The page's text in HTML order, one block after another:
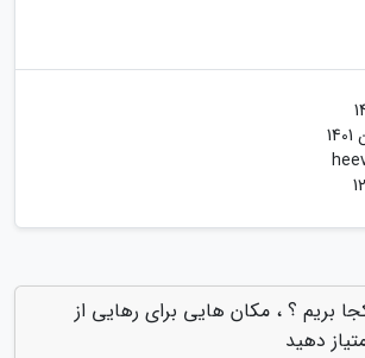
بریم ؟ ، مکان هایی برای رهایی از
دهید